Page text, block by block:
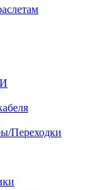
Переходки